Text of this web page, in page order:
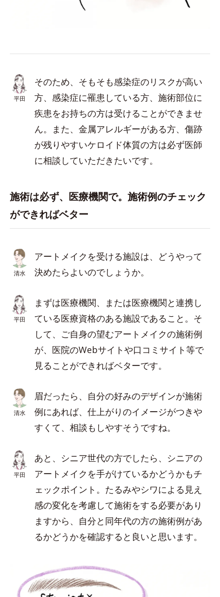
平田
そのため、そもそも感染症のリスクが高い
方、感染症に罹患している方、施術部位に
疾患をお持ちの方は受けることができませ
ん。また、金属アレルギーがある方、傷跡
が残りやすいケロイド体質の方は必ず医師
に相談していただきたいです。
施術は必ず、医療機関で。施術例のチェック
ができればベター
清水
アートメイクを受ける施設は、どうやって
決めたらよいのでしょうか。
平田
まずは医療機関、または医療機関と連携し
ている医療資格のある施設であること。そ
して、ご自身の望むアートメイクの施術例
が、医院のWebサイトや口コミサイト等で
見ることができればベターです。
清水
眉だったら、自分の好みのデザインが施術
例にあれば、仕上がりのイメージがつきや
すくて、相談もしやすそうですね。
平田
あと、シニア世代の方でしたら、シニアの
アートメイクを手がけているかどうかもチ
ェックポイント。たるみやシワによる見え
感の変化を考慮して施術をする必要があり
ますから、自分と同年代の方の施術例があ
るかどうかを確認すると良いと思います。